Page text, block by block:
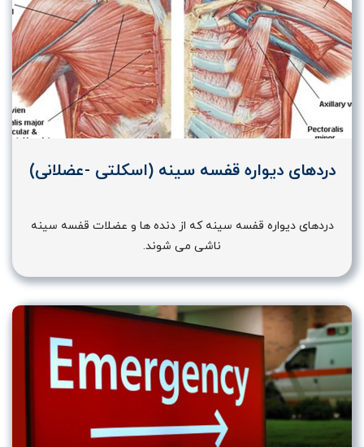
دردهای دیواره قفسه سینه (اسکلتی -عضلانی)
دردهای دیواره قفسه سینه که از دنده ها و عضلات قفسه سینه
ناشی می شوند.